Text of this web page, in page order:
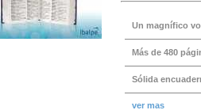
Un magnífico
Más de 480
Sólida
ver mas